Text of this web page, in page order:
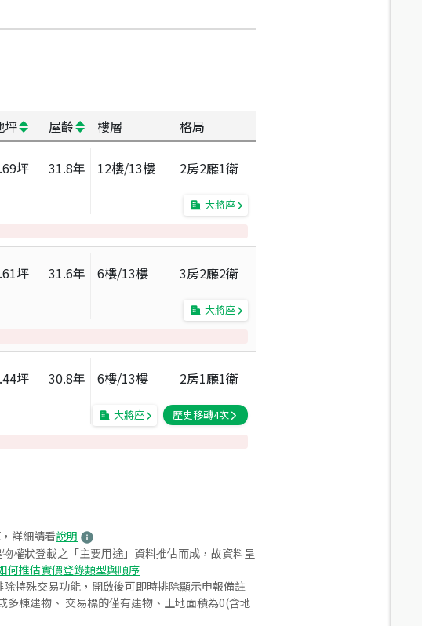
坪 屋齡 樓層 格局
坪 31.8年 12樓/13樓 2房2廳1衛
大將座
坪 31.6年 6樓/13樓 3房2廳2衛
大將座
坪 30.8年 6樓/13樓 2房1廳1衛
大將座 歷史移轉4次
詳細請看說明
權狀登載之「主要用途」資料推估而成，故資料呈
何推估實價登錄類型與順序
特殊交易功能，開啟後可即時排除顯示申報備註
棟建物、 交易標的僅有建物、土地面積為0(含地